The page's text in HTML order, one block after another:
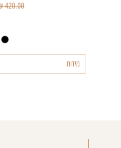
מחיר רגיל
מידות